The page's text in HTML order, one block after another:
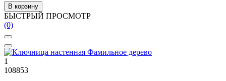
В корзину
БЫСТРЫЙ ПРОСМОТР
(0)
1
108853